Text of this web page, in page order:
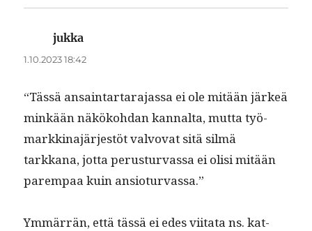
jukka
1.10.2023 18:42
“Tässä ansain­tar­tara­jas­sa ei ole mitään järkeä
minkään näköko­hdan kannal­ta, mut­ta työ­
markki­na­jär­jestöt valvo­vat sitä silmä
tarkkana, jot­ta perus­tur­vas­sa ei olisi mitään
parem­paa kuin ansioturvassa.”
Ymmär­rän, että tässä ei edes viita­ta ns. kat­